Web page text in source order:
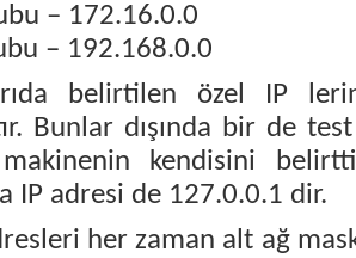
– 172.16.0.0
– 192.168.0.0
belirtilen özel IP
Bunlar dışında bir de
kendisini
IP adresi de 127.0.0.1 dir.
her zaman alt ağ